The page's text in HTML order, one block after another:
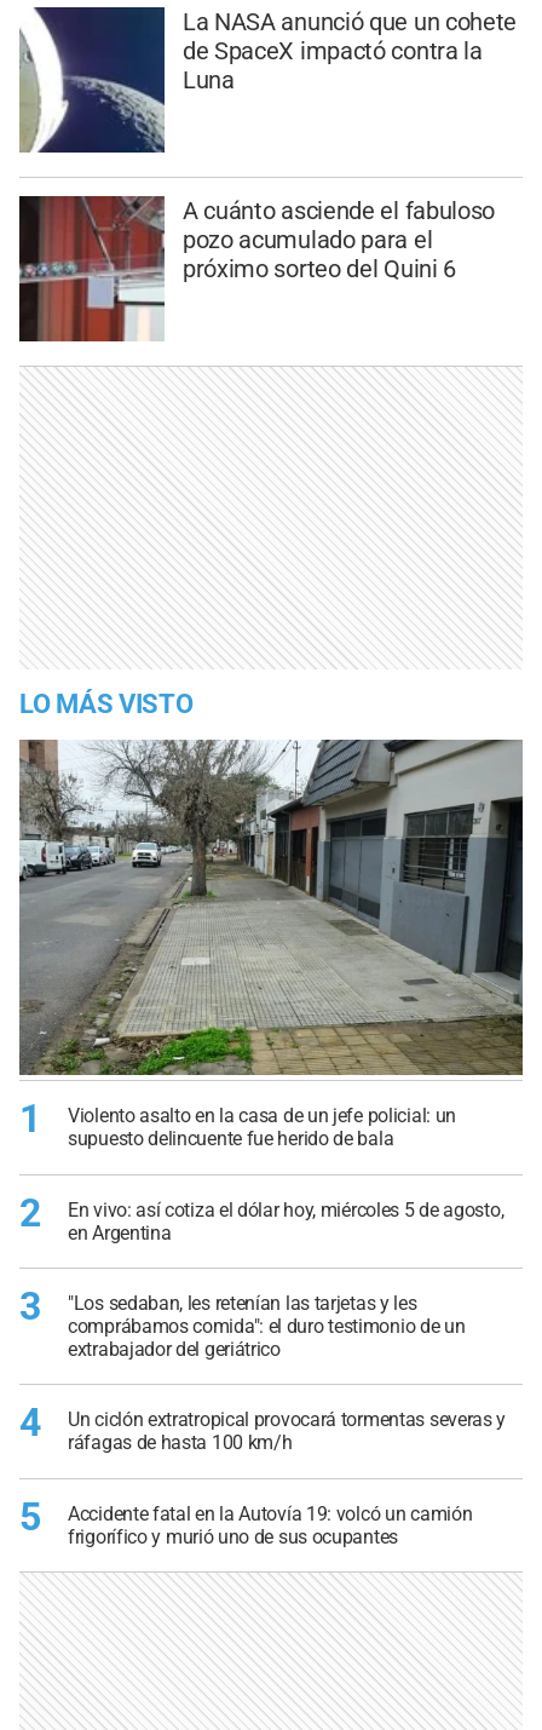
La NASA anunció que un cohete
de SpaceX impactó contra la
Luna
A cuánto asciende el fabuloso
pozo acumulado para el
próximo sorteo del Quini 6
LO MÁS VISTO
1
Violento asalto en la casa de un jefe policial: un
supuesto delincuente fue herido de bala
2
En vivo: así cotiza el dólar hoy, miércoles 5 de agosto,
en Argentina
3
"Los sedaban, les retenían las tarjetas y les
comprábamos comida": el duro testimonio de un
extrabajador del geriátrico
4
Un ciclón extratropical provocará tormentas severas y
ráfagas de hasta 100 km/h
5
Accidente fatal en la Autovía 19: volcó un camión
frigorífico y murió uno de sus ocupantes